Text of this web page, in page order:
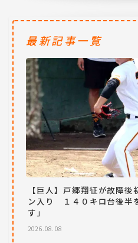
最新記事一覧
【巨人】戸郷翔征が故障
ン入り １４０キロ台後半
す」
2026.08.08